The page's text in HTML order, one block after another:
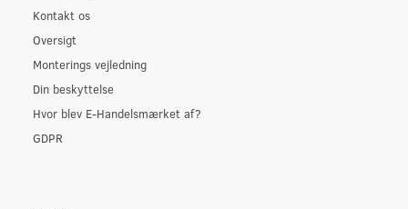
Kontakt os
Oversigt
Monterings vejledning
Din beskyttelse
Hvor blev E-Handelsmærket af?
GDPR